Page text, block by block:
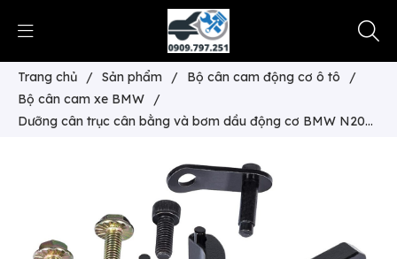
Trang chủ / Sản phẩm / Bộ cân cam động cơ ô tô
/
Bộ cân cam xe BMW
/
Dưỡng cân trục cân bằng và bơm dầu động cơ BMW N20